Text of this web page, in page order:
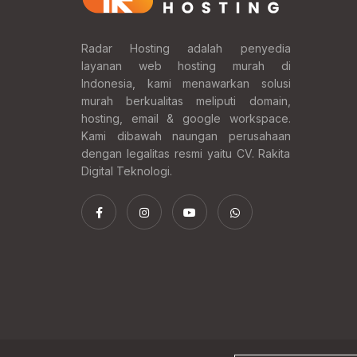
Radar Hosting adalah penyedia
layanan web hosting murah di
Indonesia, kami menawarkan solusi
murah berkualitas meliputi domain,
hosting, email & google workspace.
Kami dibawah naungan perusahaan
dengan legalitas resmi yaitu CV. Rakita
Digital Teknologi.